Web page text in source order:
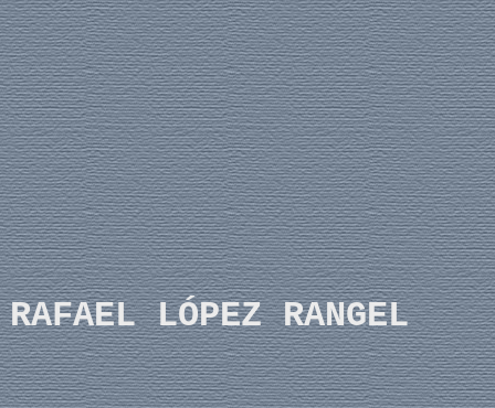
RAFAEL LÓPEZ RANGEL